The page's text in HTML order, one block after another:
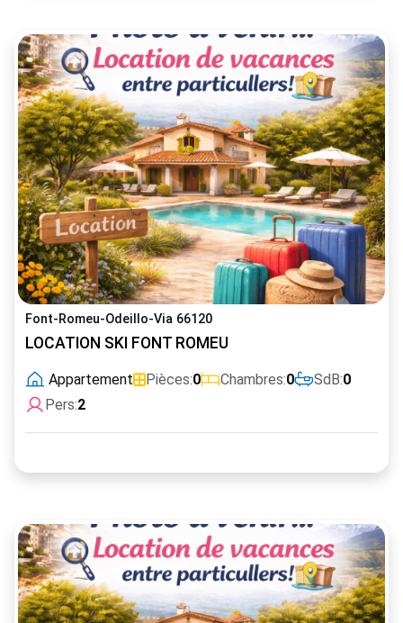
Font-Romeu-Odeillo-Via 66120
LOCATION SKI FONT ROMEU
Appartement Pièces:0 Chambres:0 SdB:0
Pers:2